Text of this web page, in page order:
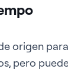
origen
pero